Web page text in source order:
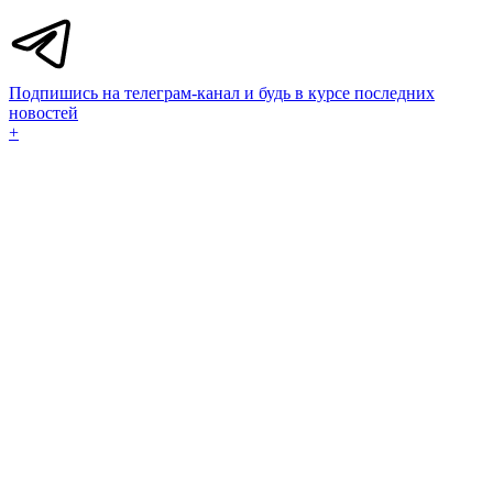
Подпишись на телеграм-канал и будь в курсе последних
новостей
+